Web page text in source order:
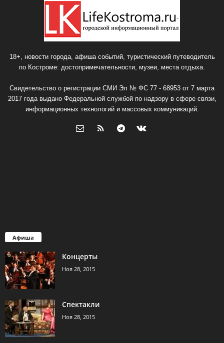
18+, новости города, афиша событий, туристический путеводитель
по Костроме: достопримечательности, музеи, места отдыха.
Свидетельство о регистрации СМИ Эл № ФС 77 - 68953 от 7 марта
2017 года выдано Федеральной службой по надзору в сфере связи,
информационных технологий и массовых коммуникаций.
Афиша
Концерты
Ноя 28, 2015
Спектакли
Ноя 28, 2015